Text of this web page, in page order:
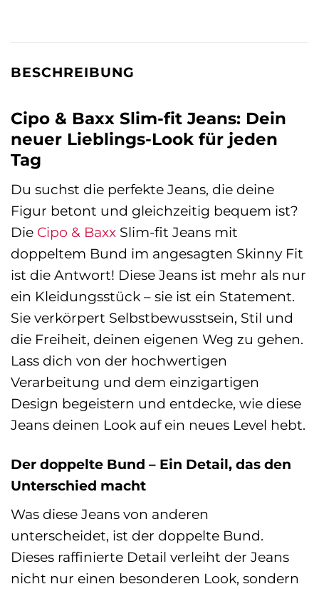
BESCHREIBUNG
Cipo & Baxx Slim-fit Jeans: Dein
neuer Lieblings-Look für jeden
Tag
Du suchst die perfekte Jeans, die deine
Figur betont und gleichzeitig bequem ist?
Die Cipo & Baxx Slim-fit Jeans mit
doppeltem Bund im angesagten Skinny Fit
ist die Antwort! Diese Jeans ist mehr als nur
ein Kleidungsstück – sie ist ein Statement.
Sie verkörpert Selbstbewusstsein, Stil und
die Freiheit, deinen eigenen Weg zu gehen.
Lass dich von der hochwertigen
Verarbeitung und dem einzigartigen
Design begeistern und entdecke, wie diese
Jeans deinen Look auf ein neues Level hebt.
Der doppelte Bund – Ein Detail, das den
Unterschied macht
Was diese Jeans von anderen
unterscheidet, ist der doppelte Bund.
Dieses raffinierte Detail verleiht der Jeans
nicht nur einen besonderen Look, sondern